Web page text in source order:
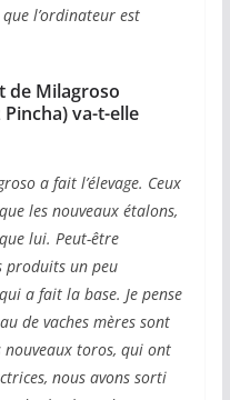
l’ordinateur est
de Milagroso
va-t-elle
a fait l’élevage. Ceux
les nouveaux étalons,
lui. Peut-être
produits un peu
a fait la base. Je pense
de vaches mères sont
nouveaux toros, qui ont
nous avons sorti